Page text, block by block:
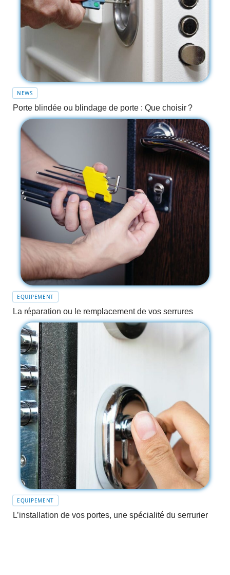
NEWS
Porte blindée ou blindage de porte : Que choisir ?
EQUIPEMENT
La réparation ou le remplacement de vos serrures
EQUIPEMENT
L’installation de vos portes, une spécialité du serrurier